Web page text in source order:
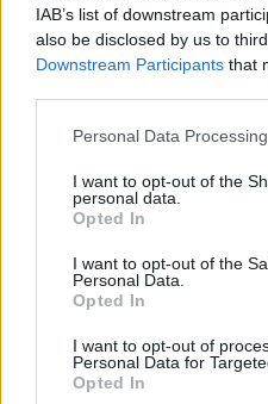
IAB’s list of downstream
also be disclosed by us to
Downstream Participants that
Personal Data
I want to opt-out of the
personal data.
Opted In
I want to opt-out of the
Personal Data.
Opted In
I want to opt-out of
Personal Data for
Opted In
LÄS SENASTE E-